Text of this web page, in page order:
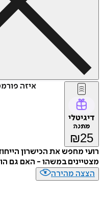
איזה
דיגיטלי
מתנה
₪25
רועי מחפש את הכישרון
מצטיינים במשהו - האם גם
הצצה מהירה